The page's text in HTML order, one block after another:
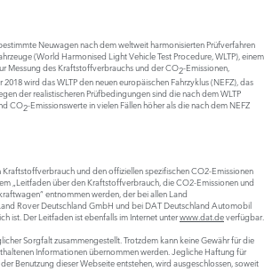
Neuwagen nach dem weltweit harmonisierten Prüfverfahren
(World Harmonised Light Vehicle Test Procedure, WLTP), einem
Messung des Kraftstoffverbrauchs und der CO2-Emissionen,
wird das WLTP den neuen europäischen Fahrzyklus (NEFZ), das
der realistischeren Prüfbedingungen sind die nach dem WLTP
CO2-Emissionswerte in vielen Fällen höher als die nach dem NEFZ
und den offiziellen spezifischen CO2-Emissionen
„Leitfaden über den Kraftstoffverbrauch, die CO2-Emissionen und
entnommen werden, der bei allen Land
Rover Deutschland GmbH und bei DAT Deutschland Automobil
ist. Der Leitfaden ist ebenfalls im Internet unterwww.dat.deverfügbar.
Sorgfalt zusammengestellt. Trotzdem kann keine Gewähr für die
Informationen übernommen werden. Jegliche Haftung für
Benutzung dieser Webseite entstehen, wird ausgeschlossen, soweit